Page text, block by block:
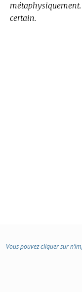
certain.
Vous pouvez cliquer sur